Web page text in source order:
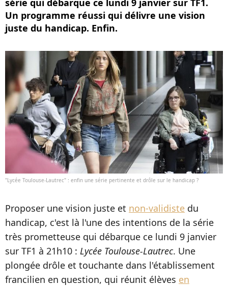
série qui débarque ce lundi 9 janvier sur TF1.
Un programme réussi qui délivre une vision
juste du handicap. Enfin.
"Lycée Toulouse-Lautrec" : enfin une série pertinente et drôle sur le handicap ?
Proposer une vision juste et non-validiste du
handicap, c'est là l'une des intentions de la série
très prometteuse qui débarque ce lundi 9 janvier
sur TF1 à 21h10 : Lycée Toulouse-Lautrec. Une
plongée drôle et touchante dans l'établissement
francilien en question, qui réunit élèves en